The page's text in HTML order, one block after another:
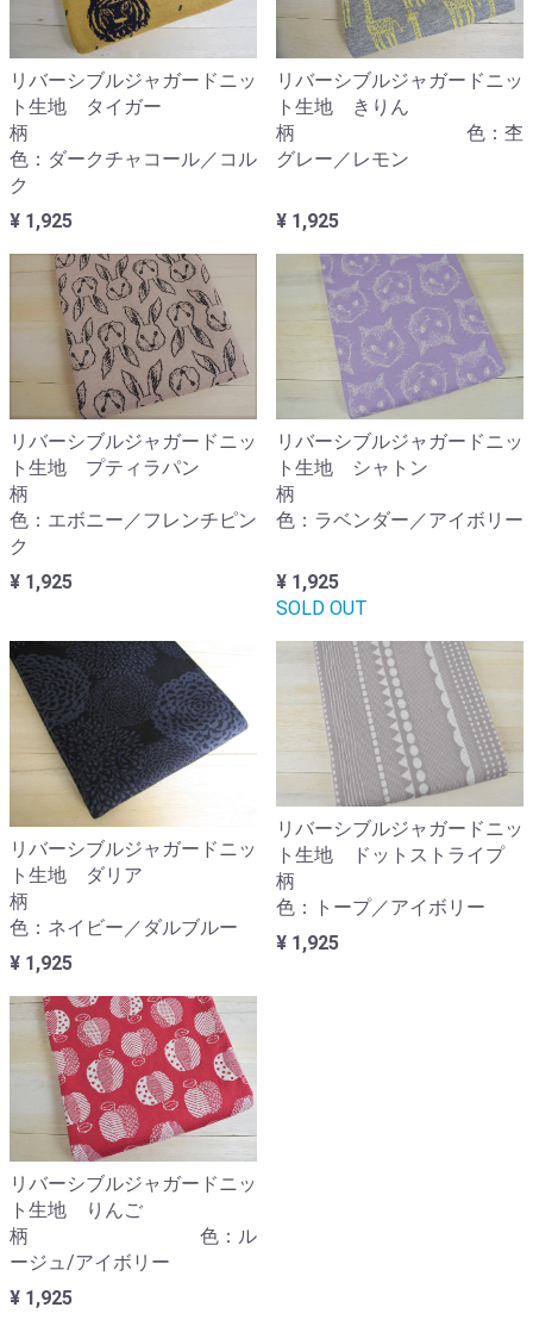
リバーシブルジャガードニッ
ト生地 タイガー
柄
色：ダークチャコール／コル
ク
¥ 1,925
リバーシブルジャガードニッ
ト生地 きりん
柄 色：杢
グレー／レモン
¥ 1,925
リバーシブルジャガードニッ
ト生地 プティラパン
柄
色：エボニー／フレンチピン
ク
¥ 1,925
リバーシブルジャガードニッ
ト生地 シャトン
柄
色：ラベンダー／アイボリー
¥ 1,925
SOLD OUT
リバーシブルジャガードニッ
ト生地 ダリア
柄
色：ネイビー／ダルブルー
¥ 1,925
リバーシブルジャガードニッ
ト生地 ドットストライプ
柄
色：トープ／アイボリー
¥ 1,925
リバーシブルジャガードニッ
ト生地 りんご
柄 色：ル
ージュ/アイボリー
¥ 1,925